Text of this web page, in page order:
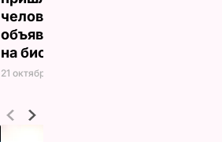
человек, певица
объявила еще один
на бис
21 октября, 10.55